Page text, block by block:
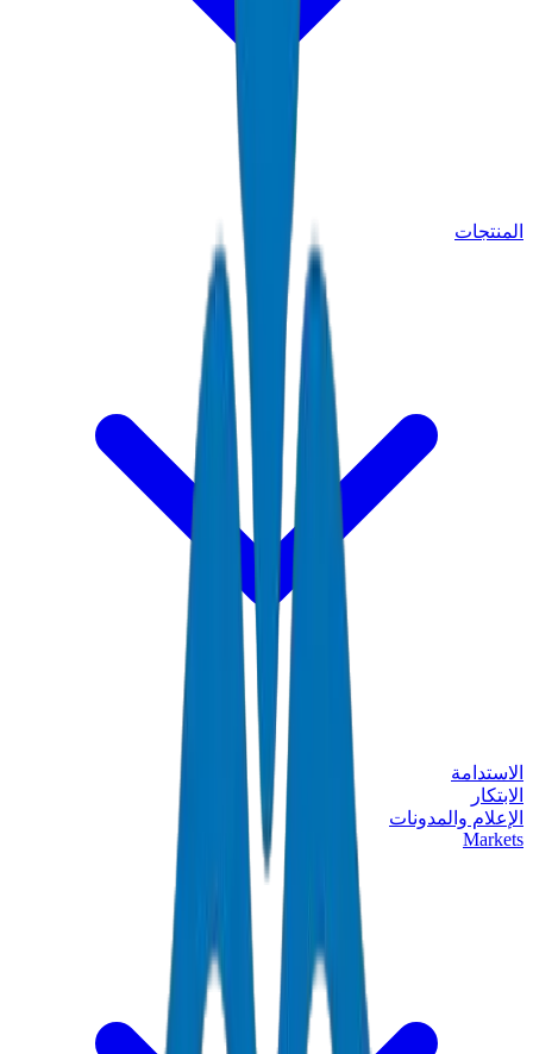
المنتجات
الاستدامة
الابتكار
الإعلام والمدونات
Markets